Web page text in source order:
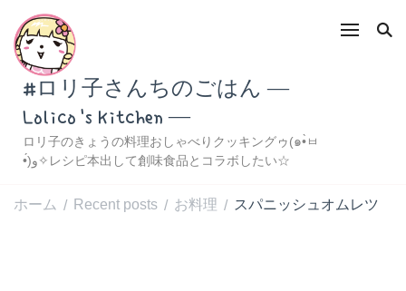
#ロリ子さんちのごはん ―
Lolico's Kitchen ―
ロリ子のきょうの料理おしゃべりクッキングゥ(๑•̀ㅂ
•́)و✧レシピ本出して創味食品とコラボしたい☆
ホーム / Recent posts / お料理 / スパニッシュオムレツ